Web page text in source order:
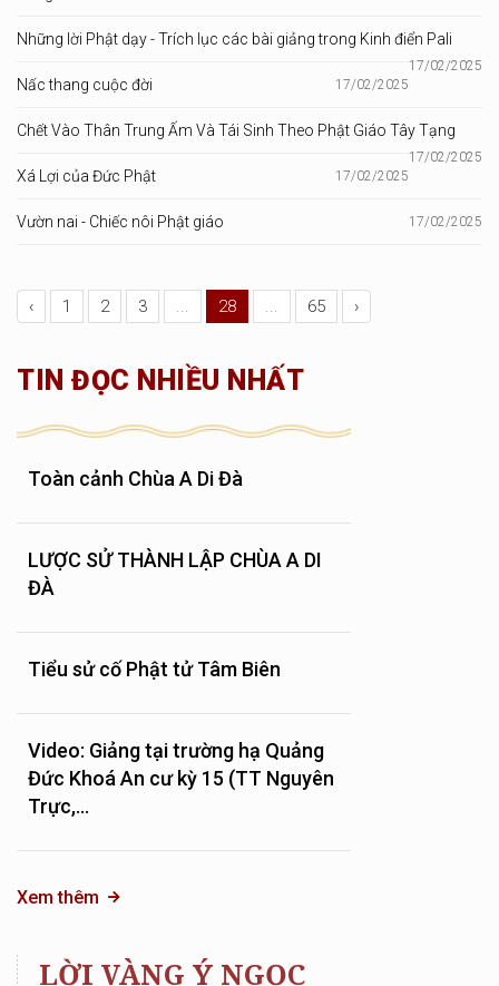
Những lời Phật dạy - Trích lục các bài giảng trong Kinh điển Pali
17/02/2025
Nấc thang cuộc đời 17/02/2025
Chết Vào Thân Trung Ấm Và Tái Sinh Theo Phật Giáo Tây Tạng
17/02/2025
Xá Lợi của Đức Phật 17/02/2025
Vườn nai - Chiếc nôi Phật giáo 17/02/2025
‹ 1 2 3 ... 28 ... 65 ›
TIN ĐỌC NHIỀU NHẤT
Toàn cảnh Chùa A Di Đà
LƯỢC SỬ THÀNH LẬP CHÙA A DI
ĐÀ
Tiểu sử cố Phật tử Tâm Biên
Video: Giảng tại trường hạ Quảng
Đức Khoá An cư kỳ 15 (TT Nguyên
Trực,...
Xem thêm
LỜI VÀNG Ý NGỌC